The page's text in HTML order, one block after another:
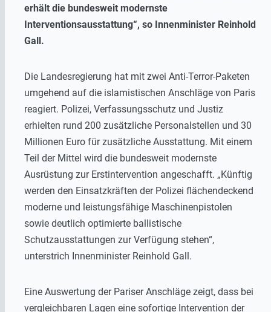
erhält die bundesweit modernste
Interventionsausstattung“, so Innenminister Reinhold
Gall.
Die Landesregierung hat mit zwei Anti-Terror-Paketen
umgehend auf die islamistischen Anschläge von Paris
reagiert. Polizei, Verfassungsschutz und Justiz
erhielten rund 200 zusätzliche Personalstellen und 30
Millionen Euro für zusätzliche Ausstattung. Mit einem
Teil der Mittel wird die bundesweit modernste
Ausrüstung zur Erstintervention angeschafft. „Künftig
werden den Einsatzkräften der Polizei flächendeckend
moderne und leistungsfähige Maschinenpistolen
sowie deutlich optimierte ballistische
Schutzausstattungen zur Verfügung stehen“,
unterstrich Innenminister Reinhold Gall.
Eine Auswertung der Pariser Anschläge zeigt, dass bei
vergleichbaren Lagen eine sofortige Intervention der